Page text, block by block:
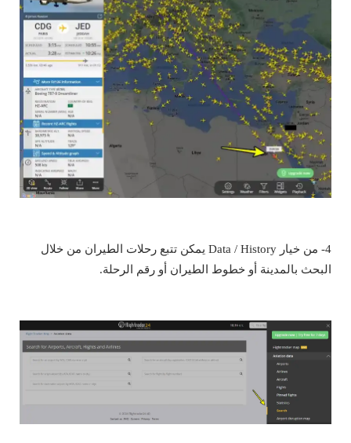
4- من خيار Data / History يمكن تتبع رحلات الطيران من خلال
البحث بالمدينة أو خطوط الطيران أو رقم الرحلة.